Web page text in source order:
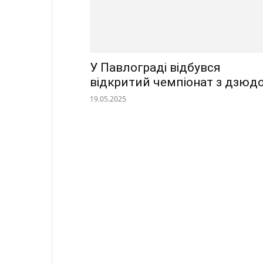
У Павлограді відбувся
відкритий чемпіонат з
19.05.2025